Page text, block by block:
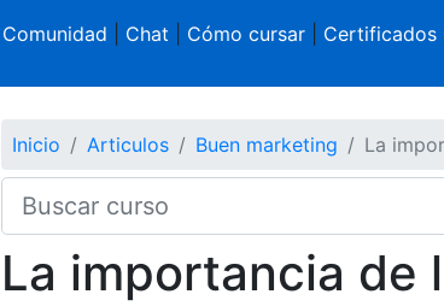
Comunidad Chat Cómo cursar| Certificados
Inicio Articulos Buen marketing La
La importancia de